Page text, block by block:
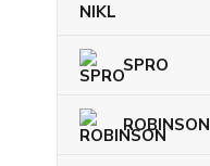
NIKL
SPRO
ROBINSON